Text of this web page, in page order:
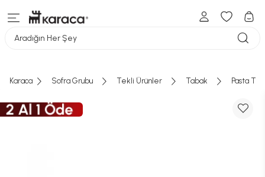
Aradığın Her Şey
Karaca Sofra Grubu Tekli Ürünler Tabak Pasta